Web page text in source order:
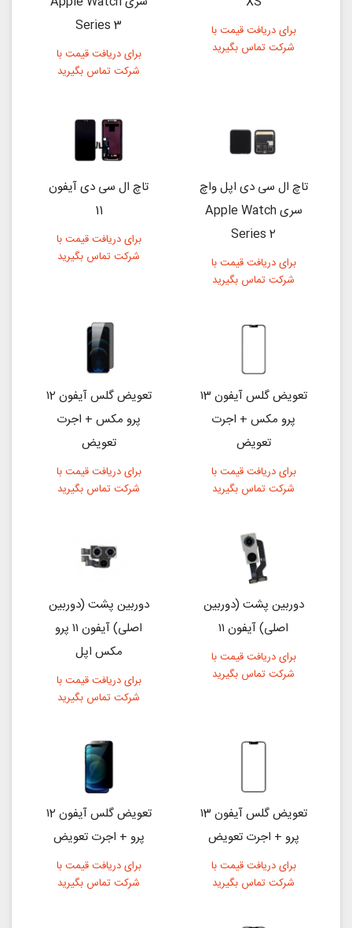
برای دریافت قیمت با
شرکت تماس بگیرید
Series 3
برای دریافت قیمت با
شرکت تماس بگیرید
تاچ ال سی دی اپل واچ
سری Apple Watch
Series 2
برای دریافت قیمت با
شرکت تماس بگیرید
تاچ ال سی دی آیفون
11
برای دریافت قیمت با
شرکت تماس بگیرید
تعویض گلس آیفون ۱3
پرو مکس + اجرت
تعویض
برای دریافت قیمت با
شرکت تماس بگیرید
تعویض گلس آیفون ۱2
پرو مکس + اجرت
تعویض
برای دریافت قیمت با
شرکت تماس بگیرید
دوربین پشت (دوربین
اصلی) آیفون ۱۱
برای دریافت قیمت با
شرکت تماس بگیرید
دوربین پشت (دوربین
اصلی) آیفون ۱۱ پرو
مکس اپل
برای دریافت قیمت با
شرکت تماس بگیرید
تعویض گلس آیفون ۱3
پرو + اجرت تعویض
برای دریافت قیمت با
شرکت تماس بگیرید
تعویض گلس آیفون ۱2
پرو + اجرت تعویض
برای دریافت قیمت با
شرکت تماس بگیرید